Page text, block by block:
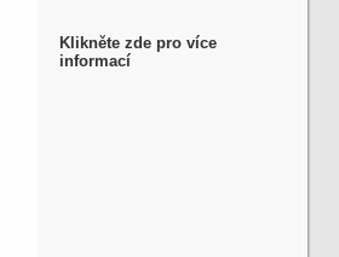
Klikněte zde pro více
informací